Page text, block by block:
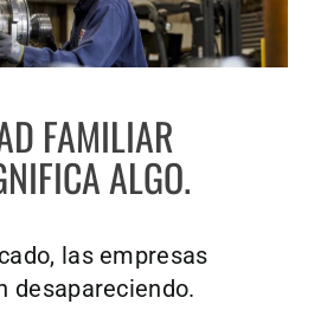
FAMILIAR
ALGO.
las empresas
desapareciendo.